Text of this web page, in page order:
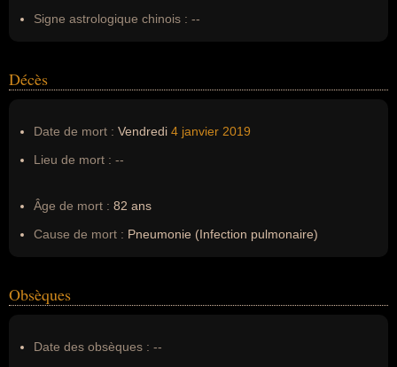
Signe astrologique chinois : --
Décès
Date de mort : Vendredi 4 janvier 2019
Lieu de mort : --
Âge de mort : 82 ans
Cause de mort : Pneumonie (Infection pulmonaire)
Obsèques
Date des obsèques : --